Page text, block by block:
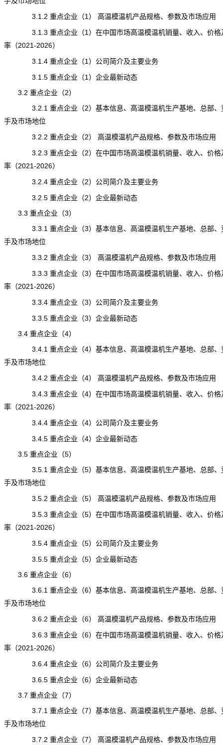
3.1.2 重点企业（1） 高温模温机产品规格、参数及市场应用
3.1.3 重点企业（1）在中国市场高温模温机销量、收入、价格
率（2021-2026）
3.1.4 重点企业（1）公司简介及主要业务
3.1.5 重点企业（1）企业最新动态
3.2 重点企业（2）
3.2.1 重点企业（2）基本信息、高温模温机生产基地、总部、
手及市场地位
3.2.2 重点企业（2） 高温模温机产品规格、参数及市场应用
3.2.3 重点企业（2）在中国市场高温模温机销量、收入、价格
率（2021-2026）
3.2.4 重点企业（2）公司简介及主要业务
3.2.5 重点企业（2）企业最新动态
3.3 重点企业（3）
3.3.1 重点企业（3）基本信息、高温模温机生产基地、总部、
手及市场地位
3.3.2 重点企业（3） 高温模温机产品规格、参数及市场应用
3.3.3 重点企业（3）在中国市场高温模温机销量、收入、价格
率（2021-2026）
3.3.4 重点企业（3）公司简介及主要业务
3.3.5 重点企业（3）企业最新动态
3.4 重点企业（4）
3.4.1 重点企业（4）基本信息、高温模温机生产基地、总部、
手及市场地位
3.4.2 重点企业（4） 高温模温机产品规格、参数及市场应用
3.4.3 重点企业（4）在中国市场高温模温机销量、收入、价格
率（2021-2026）
3.4.4 重点企业（4）公司简介及主要业务
3.4.5 重点企业（4）企业最新动态
3.5 重点企业（5）
3.5.1 重点企业（5）基本信息、高温模温机生产基地、总部、
手及市场地位
3.5.2 重点企业（5） 高温模温机产品规格、参数及市场应用
3.5.3 重点企业（5）在中国市场高温模温机销量、收入、价格
率（2021-2026）
3.5.4 重点企业（5）公司简介及主要业务
3.5.5 重点企业（5）企业最新动态
3.6 重点企业（6）
3.6.1 重点企业（6）基本信息、高温模温机生产基地、总部、
手及市场地位
3.6.2 重点企业（6） 高温模温机产品规格、参数及市场应用
3.6.3 重点企业（6）在中国市场高温模温机销量、收入、价格
率（2021-2026）
3.6.4 重点企业（6）公司简介及主要业务
3.6.5 重点企业（6）企业最新动态
3.7 重点企业（7）
3.7.1 重点企业（7）基本信息、高温模温机生产基地、总部、
手及市场地位
3.7.2 重点企业（7） 高温模温机产品规格、参数及市场应用